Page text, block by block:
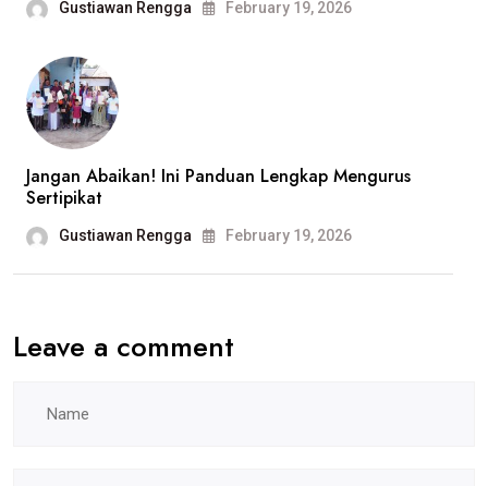
Gustiawan Rengga February 19, 2026
Jangan Abaikan! Ini Panduan Lengkap Mengurus
Sertipikat
Gustiawan Rengga February 19, 2026
Leave a comment